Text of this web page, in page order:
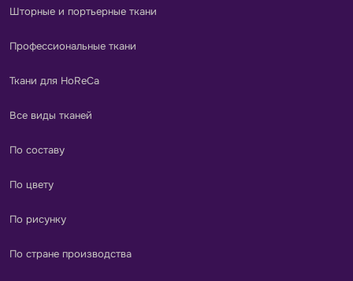
Шторные и портьерные ткани
Профессиональные ткани
Ткани для HoReCa
Все виды тканей
По составу
По цвету
По рисунку
По стране производства